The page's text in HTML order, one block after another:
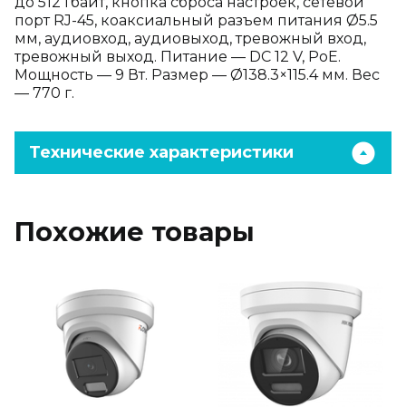
порт RJ-45, коаксиальный разъем питания Ø5.5
мм, аудиовход, аудиовыход, тревожный вход,
тревожный выход. Питание — DC 12 V, PoE.
Мощность — 9 Вт. Размер — Ø138.3×115.4 мм. Вес
— 770 г.
Технические характеристики
Похожие товары